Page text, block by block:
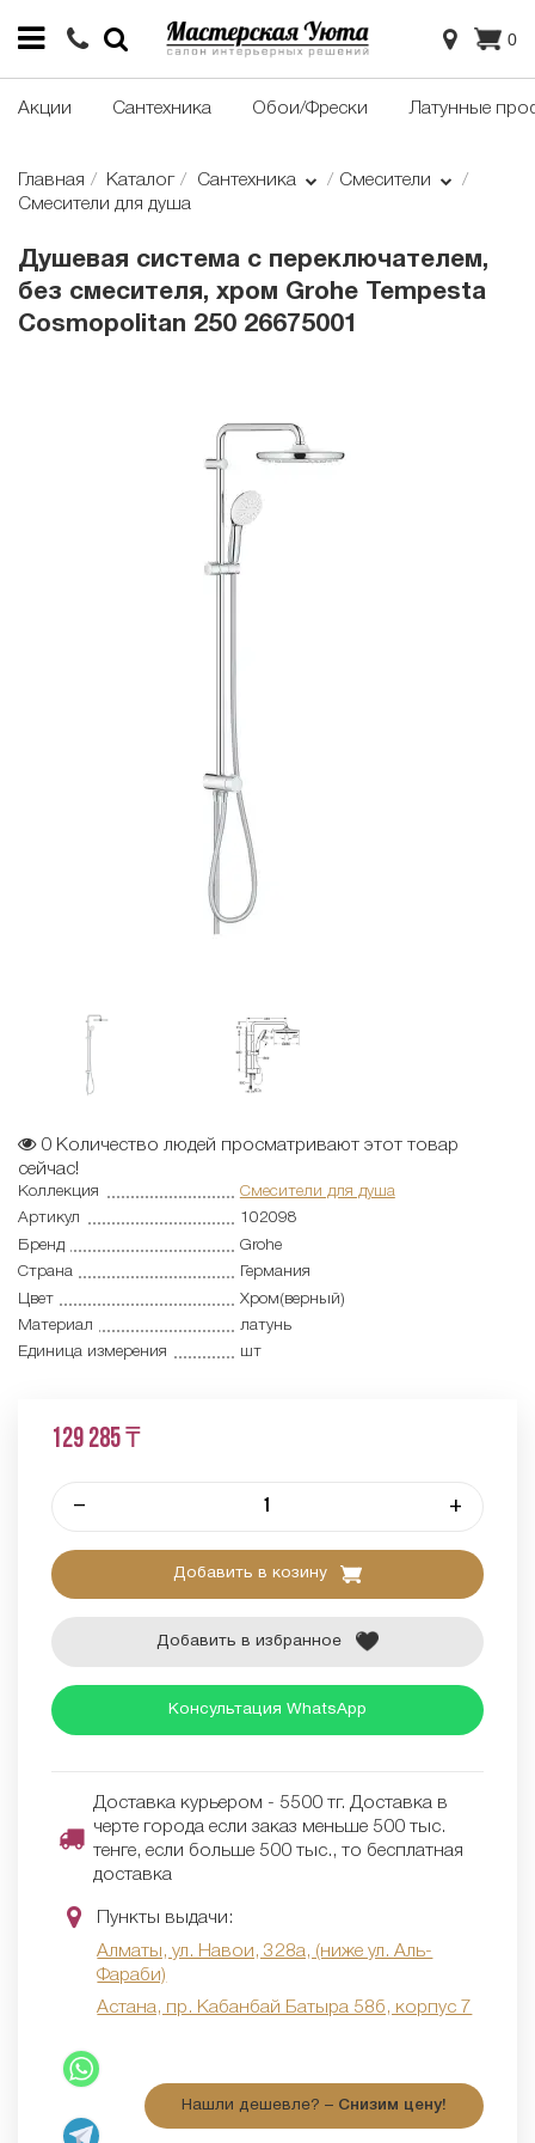
0
Акции Сантехника Обои/Фрески Латунные
Главная Каталог Сантехника
Смесители
Смесители для душа
Душевая система с переключателем,
без смесителя, хром Grohe Tempesta
Cosmopolitan 250 26675001
0 Количество людей просматривают этот товар
сейчас!
Коллекция
Смесители для душа
Артикул
102098
Бренд
Grohe
Страна
Германия
Цвет
Хром(верный)
Материал
латунь
Единица измерения
шт
129 285 ₸
– +
Добавить в козину
Добавить в избранное
Консультация WhatsApp
Доставка курьером - 5500 тг. Доставка в
черте города если заказ меньше 500 тыс.
тенге, если больше 500 тыс., то бесплатная
доставка
Пункты выдачи:
Алматы, ул. Навои, 328а, (ниже ул. Аль-
Фараби)
Астана, пр. Кабанбай Батыра 58б, корпус 7
Нашли дешевле? – Снизим цену!